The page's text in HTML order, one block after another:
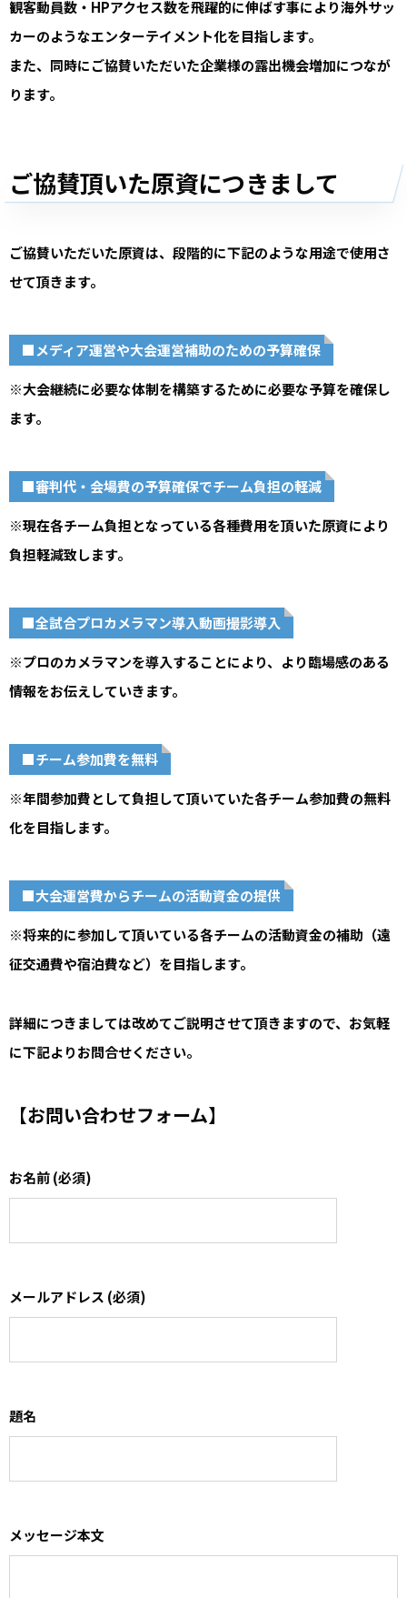
観客動員数・HPアクセス数を飛躍的に伸ばす事により海外サッ
カーのようなエンターテイメント化を目指します。
また、同時にご協賛いただいた企業様の露出機会増加につなが
ります。
ご協賛頂いた原資につきまして
ご協賛いただいた原資は、段階的に下記のような用途で使用さ
せて頂きます。
■メディア運営や大会運営補助のための予算確保
※大会継続に必要な体制を構築するために必要な予算を確保し
ます。
■審判代・会場費の予算確保でチーム負担の軽減
※現在各チーム負担となっている各種費用を頂いた原資により
負担軽減致します。
■全試合プロカメラマン導入動画撮影導入
※プロのカメラマンを導入することにより、より臨場感のある
情報をお伝えしていきます。
■チーム参加費を無料
※年間参加費として負担して頂いていた各チーム参加費の無料
化を目指します。
■大会運営費からチームの活動資金の提供
※将来的に参加して頂いている各チームの活動資金の補助（遠
征交通費や宿泊費など）を目指します。
詳細につきましては改めてご説明させて頂きますので、お気軽
に下記よりお問合せください。
【お問い合わせフォーム】
お名前 (必須)
メールアドレス (必須)
題名
メッセージ本文